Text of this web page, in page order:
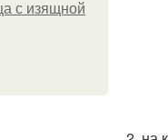
с изящной